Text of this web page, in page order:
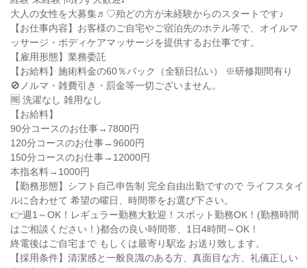
大人の女性を大募集♬♡殆どの方が未経験からのスタートです♪
【お仕事内容】お客様のご自宅やご宿泊先のホテル等で、オイルマ
ッサージ・ボディケアマッサージを提供するお仕事です。
【雇用形態】業務委託
【お給料】施術料金の60％バック（全額日払い） ※研修期間有り
🚫ノルマ・雑費引き・罰金等一切ございません。
🆓 洗濯なし 雑用なし
【お給料】
90分コースのお仕事→7800円
120分コースのお仕事→9600円
150分コースのお仕事→12000円
本指名料→1000円
【勤務形態】シフト自己申告制 完全自由出勤ですので ライフスタイ
ルに合わせて 希望の曜日、時間帯をお選び下さい。
👉週1～OK！レギュラー勤務大歓迎！スポット勤務OK！(勤務時間
はご相談ください！)都合の良い時間帯、1日4時間～OK！
終電後はご自宅まで もしくは最寄り駅迄 お送り致します。
【採用条件】清潔感と一般良識のある方、真面目な方、礼儀正しい